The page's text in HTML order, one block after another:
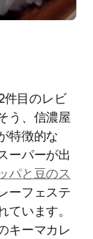
件目のレビ
う、信濃屋
特徴的な
ーパーが出
パと豆のス
ーフェステ
います。
キーマカレ